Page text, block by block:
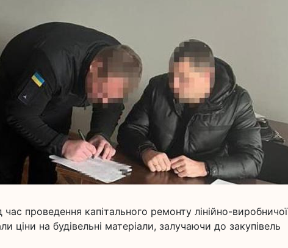
проведення капітального ремонту лінійно-виробничої
ціни на будівельні матеріали, залучаючи до закупівель